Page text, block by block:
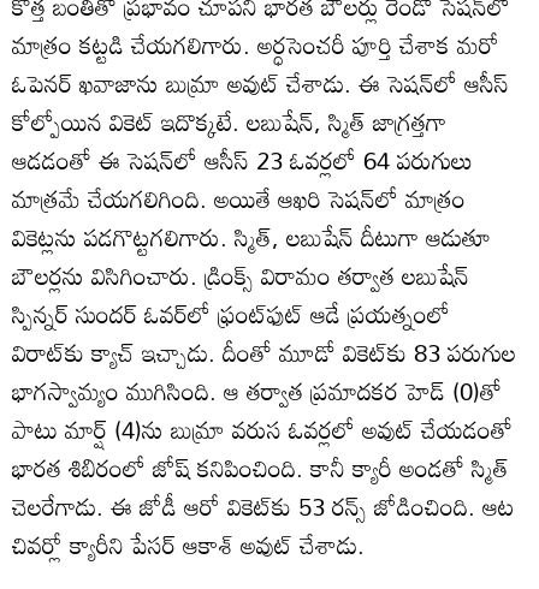
మాత్రం కట్టడి చేయగలిగారు. అర్ధసెంచరీ పూర్తి చేశాక మరో
ఓపెనర్‌ ఖవాజాను బుమ్రా అవుట్‌ చేశాడు. ఈ సెషన్‌లో ఆసీస్‌
కోల్పోయిన వికెట్‌ ఇదొక్కటే. లబుషేన్‌, స్మిత్‌ జాగ్రత్తగా
ఆడడంతో ఈ సెషన్‌లో ఆసీస్‌ 23 ఓవర్లలో 64 పరుగులు
మాత్రమే చేయగలిగింది. అయితే ఆఖరి సెషన్‌లో మాత్రం
వికెట్లను పడగొట్టగలిగారు. స్మిత్‌, లబుషేన్‌ దీటుగా ఆడుతూ
బౌలర్లను విసిగించారు. డ్రింక్స్‌ విరామం తర్వాత లబుషేన్‌
స్పిన్నర్‌ సుందర్‌ ఓవర్‌లో ఫ్రంట్‌ఫుట్‌ ఆడే ప్రయత్నంలో
విరాట్‌కు క్యాచ్‌ ఇచ్చాడు. దీంతో మూడో వికెట్‌కు 83 పరుగుల
భాగస్వామ్యం ముగిసింది. ఆ తర్వాత ప్రమాదకర హెడ్‌ (0)తో
పాటు మార్ష్‌ (4)ను బుమ్రా వరుస ఓవర్లలో అవుట్‌ చేయడంతో
భారత శిబిరంలో జోష్‌ కనిపించింది. కానీ క్యారీ అండతో స్మిత్‌
చెలరేగాడు. ఈ జోడీ ఆరో వికెట్‌కు 53 రన్స్‌ జోడించింది. ఆట
చివర్లో క్యారీని పేసర్‌ ఆకాశ్‌ అవుట్‌ చేశాడు.